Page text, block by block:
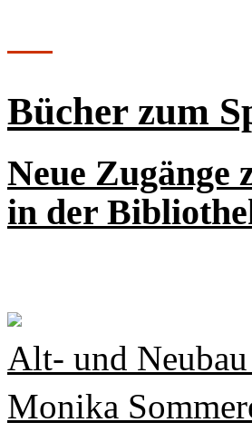
Bücher zum
Neue Zugänge
in der
Alt- und
Monika